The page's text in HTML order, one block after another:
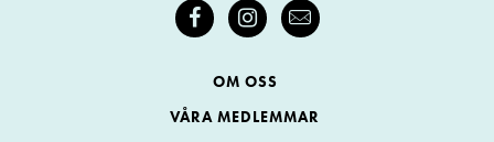
OM OSS
VÅRA MEDLEMMAR